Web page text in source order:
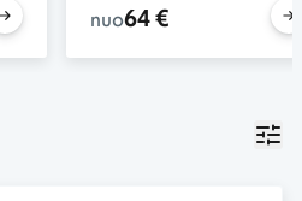
nuo64 €